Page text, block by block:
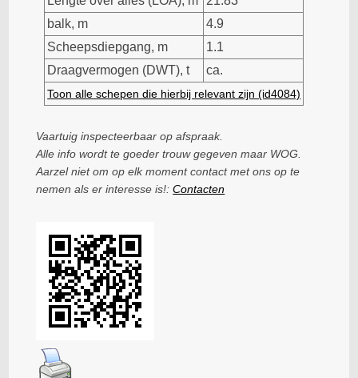
balk, m
4.9
Scheepsdiepgang, m
1.1
Draagvermogen (DWT), t
ca.
Toon alle schepen die hierbij relevant zijn (id4084)
Vaartuig inspecteerbaar op afspraak.
Alle info wordt te goeder trouw gegeven maar WOG.
Aarzel niet om op elk moment contact met ons op te
nemen als er interesse is!:Contacten